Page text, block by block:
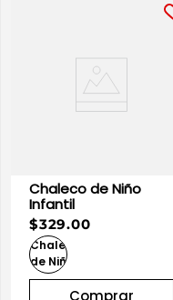
Chaleco de Niño
Infantil
$329.00
Comprar
spiderman
sudaderas
pantalones caballero
playera polo
10. playera manga larga